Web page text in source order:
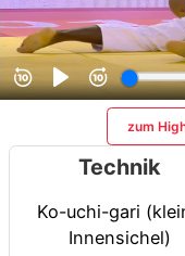
zum
Technik
Ko-uchi-gari
Innensichel)